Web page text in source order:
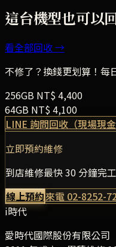
這台機型也可以
看全部回收 →
不修了？換錢更划算！每
256GB NT$4,400
64GB NT$4,100
LINE 詢問回收（現場現金
立即預約維修
到店維修最快 30 分鐘完
線上預約來電 02-8252-
i時代
愛時代國際股份有限公司